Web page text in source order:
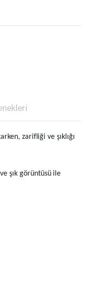
zarifliği ve şıklığı
şık görüntüsü ile